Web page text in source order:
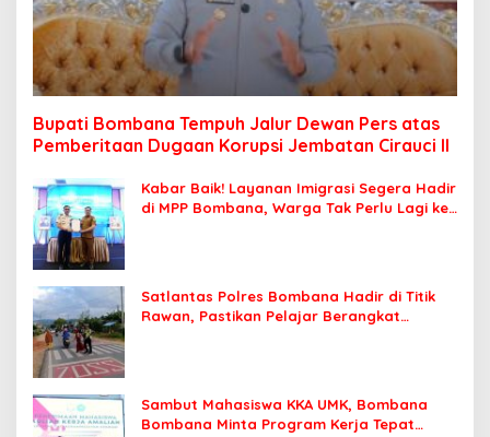
Bupati Bombana Tempuh Jalur Dewan Pers atas
Pemberitaan Dugaan Korupsi Jembatan Cirauci II
Kabar Baik! Layanan Imigrasi Segera Hadir
di MPP Bombana, Warga Tak Perlu Lagi ke
Satlantas Polres Bombana Hadir di Titik
Rawan, Pastikan Pelajar Berangkat
Sambut Mahasiswa KKA UMK, Bombana
Bombana Minta Program Kerja Tepat